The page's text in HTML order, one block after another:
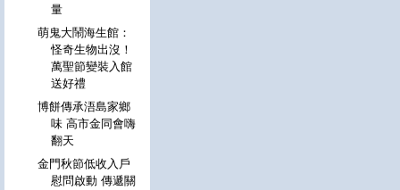
量
萌鬼大鬧海生館：
怪奇生物出沒！
萬聖節變裝入館
送好禮
博餅傳承浯島家鄉
味 高市金同會嗨
翻天
金門秋節低收入戶
慰問啟動 傳遞關